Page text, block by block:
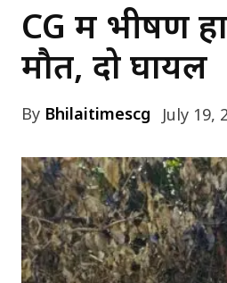
CG में भीषण
मौत, दो घायल
By Bhilaitimescg July 19,